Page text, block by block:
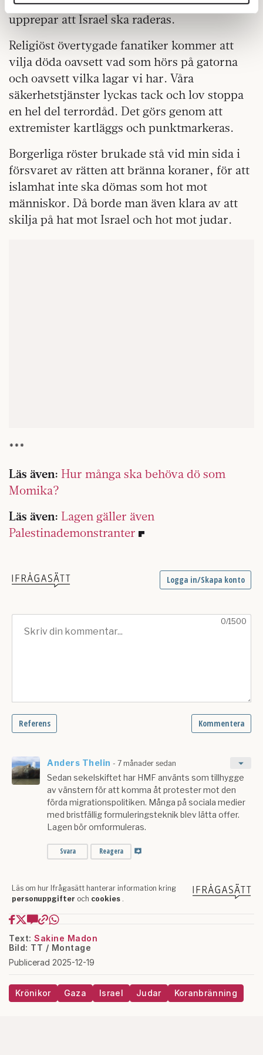
annons- och analysföretag som vi samarbetar med.
Dessa kan i sin tur kombinera informationen med annan
samlat in när du har använt deras tjänster.
Om du vill läsa mer om hur vi hanterar personuppgifter
kan du göra det här
upprepar att Israel ska raderas.
Religiöst övertygade fanatiker kommer att
vilja döda oavsett vad som hörs på gatorna
och oavsett vilka lagar vi har. Våra
säkerhetstjänster lyckas tack och lov stoppa
en hel del terrordåd. Det görs genom att
extremister kartläggs och punktmarkeras.
Borgerliga röster brukade stå vid min sida i
försvaret av rätten att bränna koraner, för att
islamhat inte ska dömas som hot mot
människor. Då borde man även klara av att
skilja på hat mot Israel och hot mot judar.
***
Läs även: Hur många ska behöva dö som
Momika?
Läs även: Lagen gäller även
Palestinademonstranter
Text: Sakine Madon
Bild: TT / Montage
Publicerad 2025-12-19
Krönikor Gaza Israel Judar Koranbränning